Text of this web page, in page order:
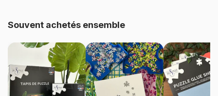
Référence Art-by-Bluebird-F-60323
EAN 3663384603235
Nombre de pièces 1000 pièces
Souvent achetés ensemble